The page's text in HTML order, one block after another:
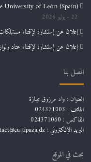
University of León (Spain)
22 يوليو 2026
إعلان عن إستشارة لإقتناء
إعلان عن إستشارة لإقتناء عتاد
اتصل بنا
العنوان : واد مرزوق تيبازة
الهاتف : 024371003
الفاكس : 024371060
البريد الإلكتروني : tipaza.dz
بحث في الموقع